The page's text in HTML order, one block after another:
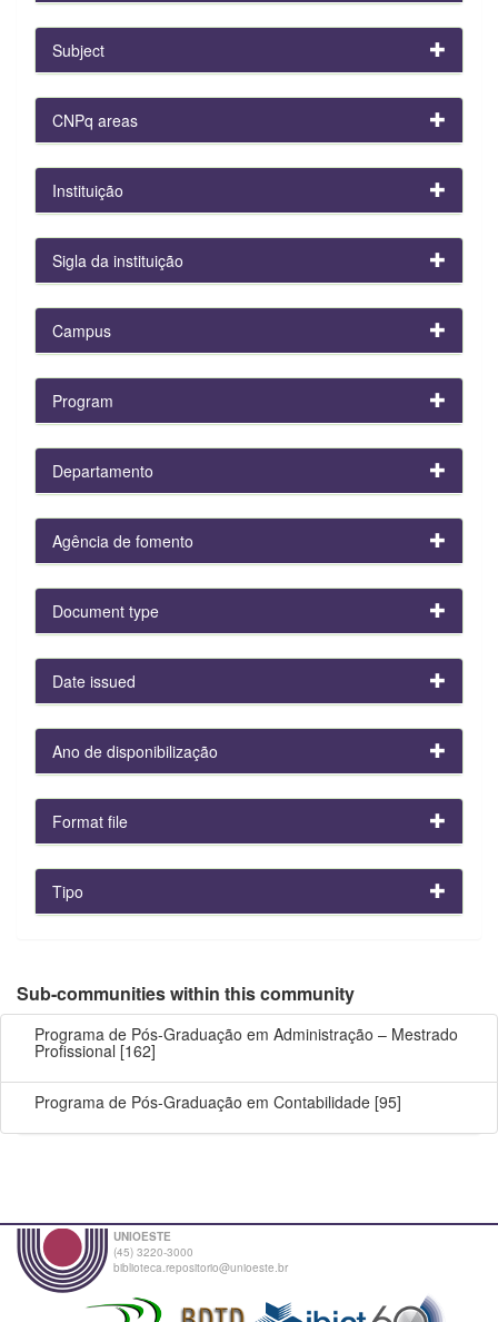
Subject
CNPq areas
Instituição
Sigla da instituição
Campus
Program
Departamento
Agência de fomento
Document type
Date issued
Ano de disponibilização
Format file
Tipo
Sub-communities within this community
Programa de Pós-Graduação em Administração – Mestrado
Profissional [162]
Programa de Pós-Graduação em Contabilidade [95]
UNIOESTE
(45) 3220-3000
biblioteca.repositorio@unioeste.br